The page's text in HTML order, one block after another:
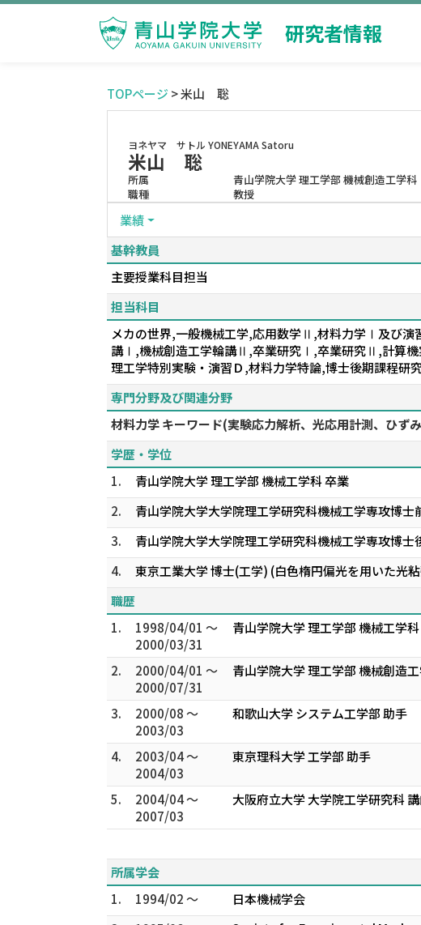
研究者情報
TOPページ > 米山 聡
ヨネヤマ サトル YONEYAMA Satoru
米山 聡
所属
青山学院大学 理工学部 機械創造工学科
職種
教授
業績
基幹教員
主要授業科目担当
担当科目
メカの世界,一般機械工学,応用数学Ⅱ,材料力学Ⅰ及び
講Ⅰ,機械創造工学輪講Ⅱ,卒業研究Ⅰ,卒業研究Ⅱ,計算機
理工学特別実験・演習Ｄ,材料力学特論,博士後期課程研
専門分野及び関連分野
材料力学 キーワード(実験応力解析、光応用計測、ひず
学歴・学位
1.
青山学院大学 理工学部 機械工学科 卒業
2.
青山学院大学大学院理工学研究科機械工学専攻博士
3.
青山学院大学大学院理工学研究科機械工学専攻博士
4.
東京工業大学 博士(工学) (白色楕円偏光を用いた光
職歴
1.
1998/04/01 ～
2000/03/31
青山学院大学 理工学部 機械工学
2.
2000/04/01 ～
2000/07/31
青山学院大学 理工学部 機械創造
3.
2000/08 ～
2003/03
和歌山大学 システム工学部 助手
4.
2003/04 ～
2004/03
東京理科大学 工学部 助手
5.
2004/04 ～
2007/03
大阪府立大学 大学院工学研究科
所属学会
1.
1994/02 ～
日本機械学会